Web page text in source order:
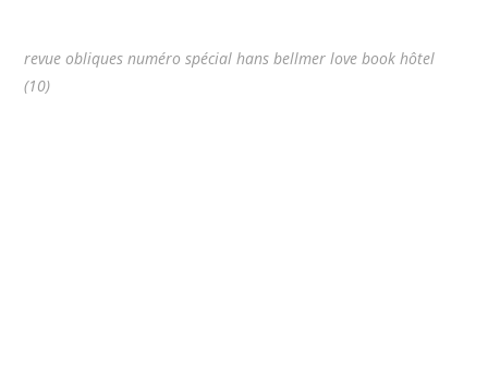
revue obliques numéro spécial hans bellmer love book hôtel
(10)